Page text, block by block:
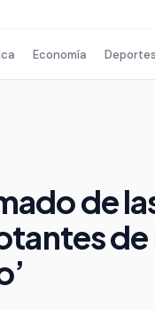
Economía Deportes
de
de